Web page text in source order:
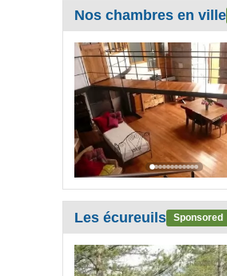
Nos chambres en ville
Les écureuils Sponsored